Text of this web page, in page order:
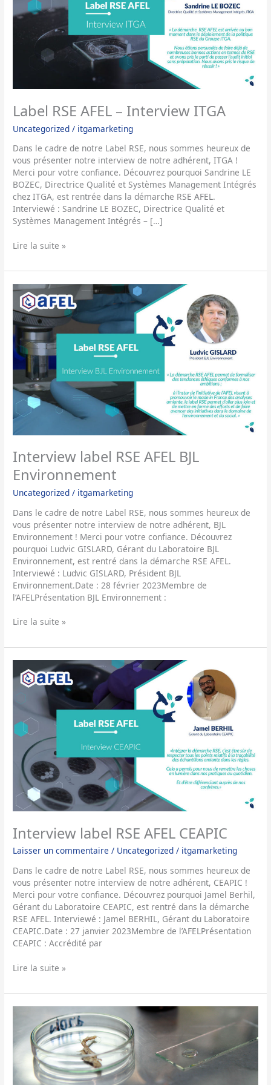
Label RSE AFEL – Interview ITGA
Uncategorized / itgamarketing
Dans le cadre de notre Label RSE, nous sommes heureux de
vous présenter notre interview de notre adhérent, ITGA !
Merci pour votre confiance. Découvrez pourquoi Sandrine LE
BOZEC, Directrice Qualité et Systèmes Management Intégrés
chez ITGA, est rentrée dans la démarche RSE AFEL.
Interviewé : Sandrine LE BOZEC, Directrice Qualité et
Systèmes Management Intégrés – […]
ITGA
Lire la suite »
Interview label RSE AFEL BJL
Environnement
Uncategorized / itgamarketing
Dans le cadre de notre Label RSE, nous sommes heureux de
vous présenter notre interview de notre adhérent, BJL
Environnement ! Merci pour votre confiance. Découvrez
pourquoi Ludvic GISLARD, Gérant du Laboratoire BJL
Environnement, est rentré dans la démarche RSE AFEL.
Interviewé : Ludvic GISLARD, Président BJL
Environnement.Date : 28 février 2023Membre de
l’AFELPrésentation BJL Environnement :
Interview
label
RSE
AFEL
BJL
Environnement
Lire la suite »
Interview label RSE AFEL CEAPIC
Laisser un commentaire / Uncategorized / itgamarketing
Dans le cadre de notre Label RSE, nous sommes heureux de
vous présenter notre interview de notre adhérent, CEAPIC !
Merci pour votre confiance. Découvrez pourquoi Jamel Berhil,
Gérant du Laboratoire CEAPIC, est rentré dans la démarche
RSE AFEL. Interviewé : Jamel BERHIL, Gérant du Laboratoire
CEAPIC.Date : 27 janvier 2023Membre de l’AFELPrésentation
CEAPIC : Accrédité par
Interview
label
RSE
AFEL
Lire la suite »
Portée
d’accréditation